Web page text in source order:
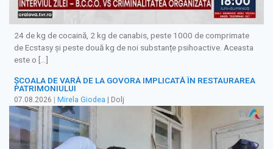
24 de kg de cocaină, 2 kg de canabis, peste 1000 de comprimate
de Ecstasy și peste două kg de noi substanțe psihoactive. Aceasta
este o […]
ȘCOALA DE VARĂ DE LA GOVORA IMPLICATĂ ÎN RESTAURAREA
PATRIMONIULUI
07.08.2026 Mirela Giodea | Dolj